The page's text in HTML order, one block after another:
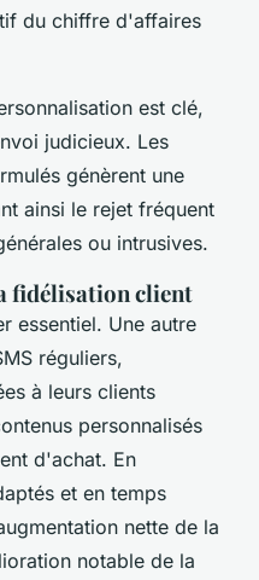
du chiffre d'affaires
est clé,
judicieux. Les
génèrent une
ainsi le rejet fréquent
ou intrusives.
fidélisation client
essentiel. Une autre
réguliers,
à leurs clients
personnalisés
d'achat. En
et en temps
nette de la
notable de la